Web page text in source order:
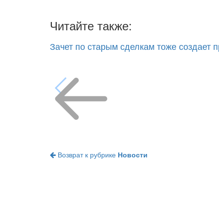
Читайте также:
Зачет по старым сделкам тоже создает
Возврат к рубрике Новости